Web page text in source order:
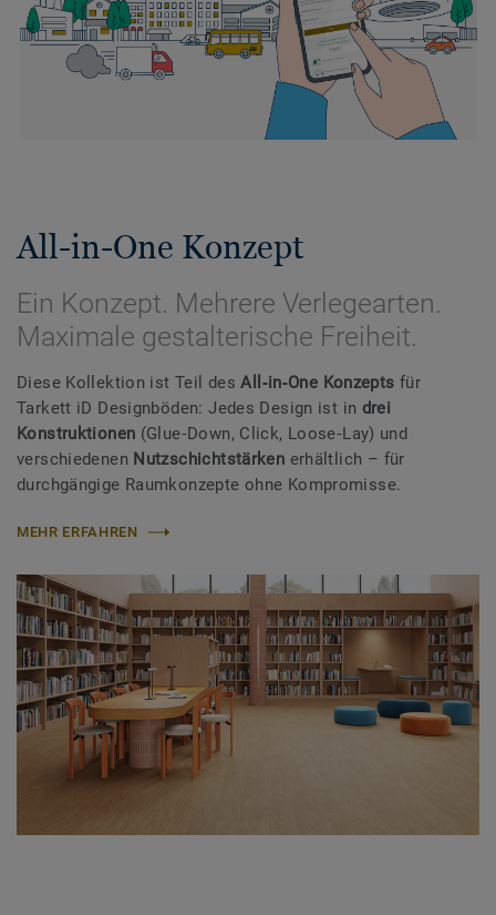
All-in-One Konzept
Ein Konzept. Mehrere Verlegearten.
Maximale gestalterische Freiheit.
Diese Kollektion ist Teil desAll‑in‑One Konzepts für
Tarkett iD Designböden: Jedes Design ist in drei
Konstruktionen (Glue‑Down, Click, Loose‑Lay) und
verschiedenen Nutzschichtstärken erhältlich – für
durchgängige Raumkonzepte ohne Kompromisse.
MEHR ERFAHREN